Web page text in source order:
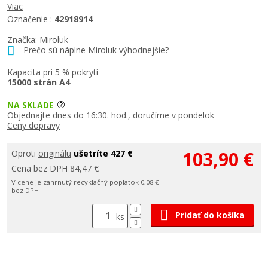
Značka: Miroluk
Prečo sú náplne Miroluk výhodnejšie?
Kapacita pri 5 % pokrytí
15000 strán A4
Viac
Označenie : 42918914
NA SKLADE
Objednajte dnes do 16:30. hod., doručíme v pondelok
Ceny dopravy
Oproti originálu ušetríte 427 €
Cena bez DPH 84,47 €
V cene je zahrnutý recyklačný poplatok 0,08 €
bez DPH
103,90 €
ks Pridať do košíka